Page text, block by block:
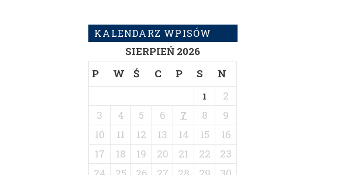
KALENDARZ WPISÓW
SIERPIEŃ 2026
P
W Ś C P S N
1
2
3
4 5 6 7 8
9
10
11 12 13 14 15
16
17
18 19 20 21 22
23